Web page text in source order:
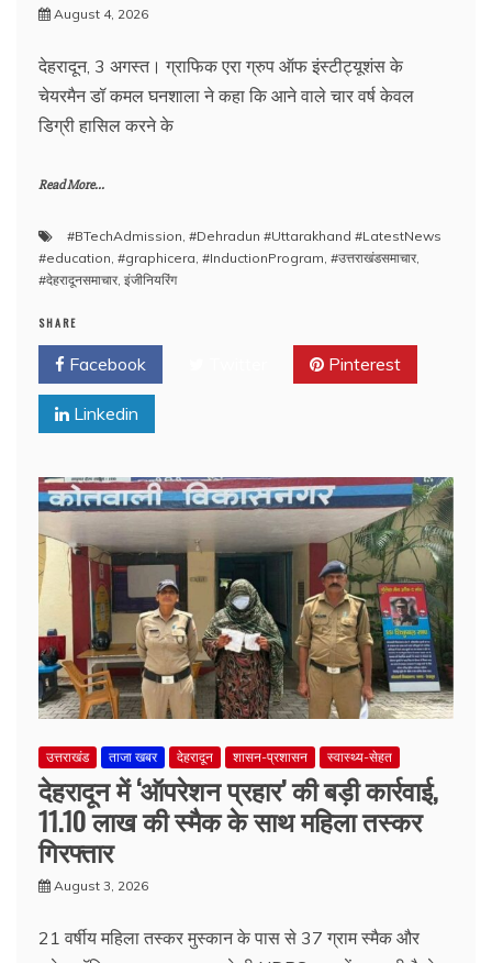
August 4, 2026
देहरादून, 3 अगस्त। ग्राफिक एरा ग्रुप ऑफ इंस्टीट्यूशंस के
चेयरमैन डॉ कमल घनशाला ने कहा कि आने वाले चार वर्ष केवल
डिग्री हासिल करने के
Read More...
#BTechAdmission, #Dehradun #Uttarakhand #LatestNews
#education, #graphicera, #InductionProgram, #उत्तराखंडसमाचार,
#देहरादूनसमाचार, इंजीनियरिंग
SHARE
Facebook Pinterest
Linkedin
उत्तराखंड ताजा खबर देहरादून शासन-प्रशासन स्वास्थ्य-सेहत
देहरादून में ‘ऑपरेशन प्रहार’ की बड़ी कार्रवाई,
11.10 लाख की स्मैक के साथ महिला तस्कर
गिरफ्तार
August 3, 2026
21 वर्षीय महिला तस्कर मुस्कान के पास से 37 ग्राम स्मैक और